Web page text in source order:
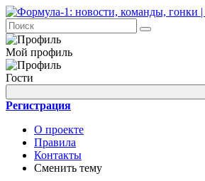
Мой профиль
Гости
Регистрация
О проекте
Правила
Контакты
Сменить тему